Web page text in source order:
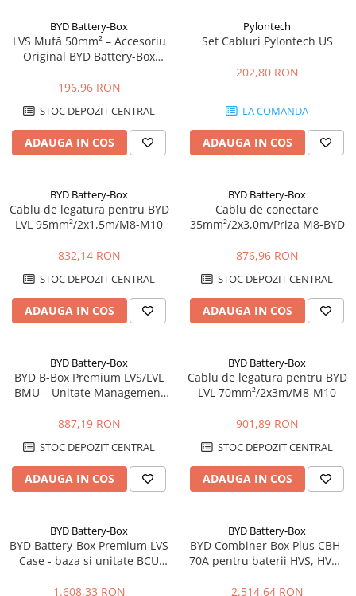
Folie avertizoare
LEA accesorii
Cabluri curenti slabi
Cabluri Electrice
Cabluri energie joasa tensiune -
Cabluri aluminiu armat
Cabluri aluminiu coaxial
bransament
Cabluri aluminiu nearmat
Cabluri aluminiu torsadat/aerian
Cabluri energie joasa tensiune -
cupru
Cabluri cupru armat
Cabluri cupru coaxial bransament
Cabluri cupru flexibil
Cabluri cupru nearmat
Cabluri flexibile
Cabluri flexibile plate
BYD Battery-Box
LVS Mufă 50mm² – Accesoriu
Original BYD Battery-Box
196,96 RON
STOC DEPOZIT CENTRAL
ADAUGA IN COS
Pylontech
Set Cabluri Pylontech US
202,80 RON
LA COMANDA
ADAUGA IN COS
BYD Battery-Box
Cablu de legatura pentru BYD
LVL 95mm²/2x1,5m/M8-M10
832,14 RON
STOC DEPOZIT CENTRAL
ADAUGA IN COS
BYD Battery-Box
Cablu de conectare
35mm²/2x3,0m/Priza M8-BYD
876,96 RON
STOC DEPOZIT CENTRAL
ADAUGA IN COS
BYD Battery-Box
BYD B-Box Premium LVS/LVL
BMU – Unitate Management
887,19 RON
STOC DEPOZIT CENTRAL
ADAUGA IN COS
BYD Battery-Box
Cablu de legatura pentru BYD
LVL 70mm²/2x3m/M8-M10
901,89 RON
STOC DEPOZIT CENTRAL
ADAUGA IN COS
BYD Battery-Box
BYD Battery-Box Premium LVS
Case - baza si unitate BCU
tensiune
1.608,33 RON
BYD Battery-Box
BYD Combiner Box Plus CBH-
70A pentru baterii HVS, HVM,
2.514,64 RON